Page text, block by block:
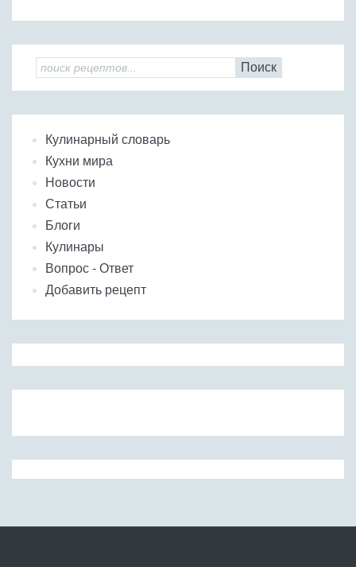
Поиск
Кулинарный словарь
Кухни мира
Новости
Статьи
Блоги
Кулинары
Вопрос - Ответ
Добавить рецепт